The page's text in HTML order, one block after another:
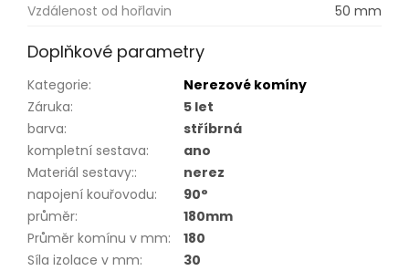
Vzdálenost od hořlavin
50 mm
Doplňkové parametry
Kategorie:
Nerezové komíny
Záruka:
5 let
barva:
stříbrná
kompletní sestava:
ano
Materiál sestavy::
nerez
napojení kouřovodu:
90°
průměr:
180mm
Průměr komínu v mm:
180
Síla izolace v mm:
30